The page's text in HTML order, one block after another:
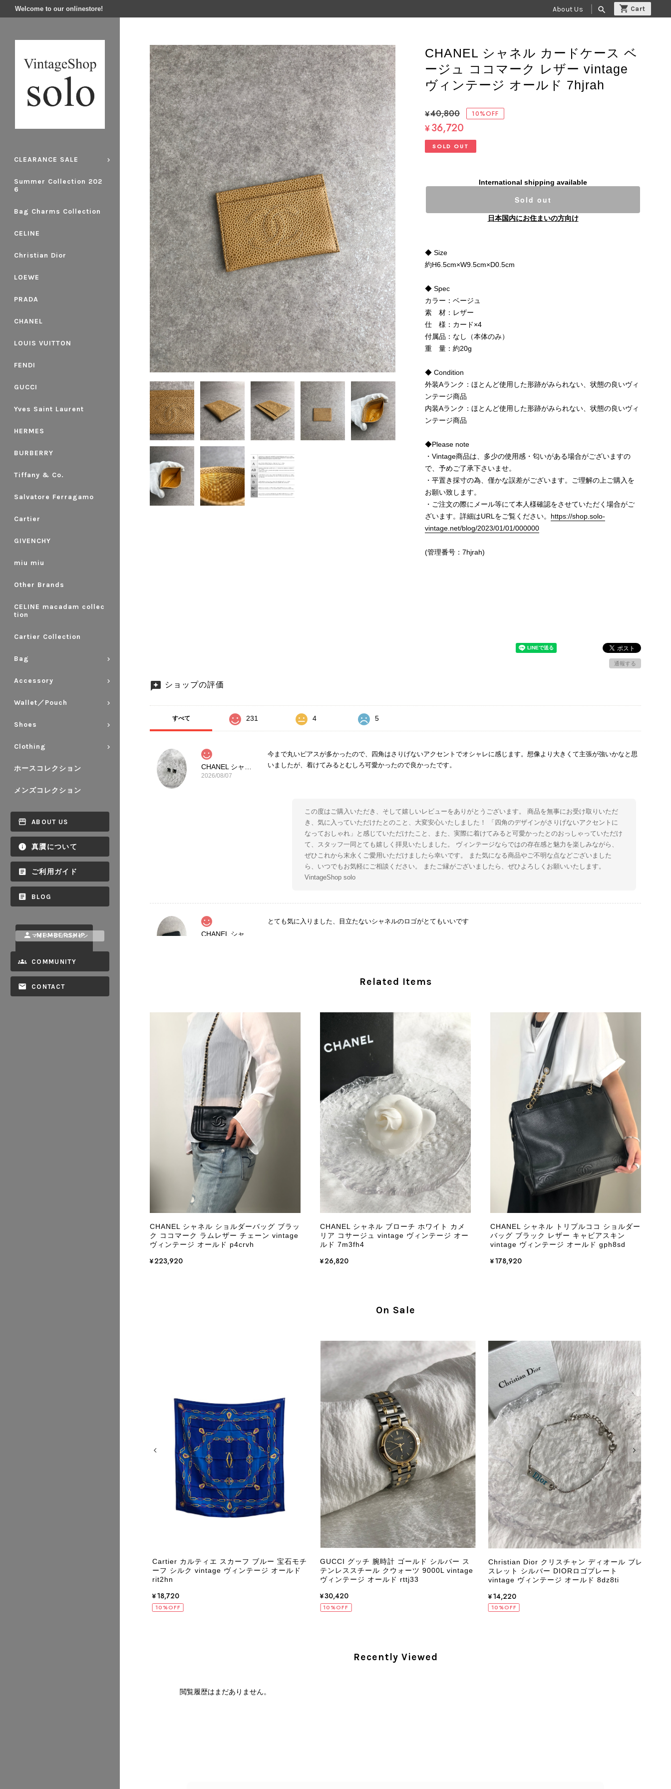
Welcome to our onlinestore! About Us search
CLEARANCE SALE
Summer Collection 202
6
Bag Charms Collection
CELINE
Christian Dior
LOEWE
PRADA
CHANEL
LOUIS VUITTON
FENDI
GUCCI
Yves Saint Laurent
HERMES
BURBERRY
Tiffany & Co.
Salvatore Ferragamo
Cartier
GIVENCHY
miu miu
Other Brands
CELINE macadam collec
tion
Cartier Collection
Bag
Accessory
Wallet／Pouch
Shoes
Clothing
ホースコレクション
メンズコレクション
ABOUT US
真贋について
ご利用ガイド
BLOG
MEMBERSHIP
マイページ / ログイン
COMMUNITY
CONTACT
CHANEL シャネル カードケース ベ
ージュ ココマーク レザー vintage
ヴィンテージ オールド 7hjrah
¥40,800 10%OFF
¥36,720
SOLD OUT
International shipping available
Sold out
日本国内にお住まいの方向け
◆ Size
約H6.5cm×W9.5cm×D0.5cm
◆ Spec
カラー：ベージュ
素 材：レザー
仕 様：カード×4
付属品：なし（本体のみ）
重 量：約20g
◆ Condition
外装Aランク：ほとんど使用した形跡がみられない、状態の良いヴィ
ンテージ商品
内装Aランク：ほとんど使用した形跡がみられない、状態の良いヴィ
ンテージ商品
◆Please note
・Vintage商品は、多少の使用感・匂いがある場合がございますの
で、予めご了承下さいませ。
・平置き採寸の為、僅かな誤差がございます。ご理解の上ご購入を
お願い致します。
・ご注文の際にメール等にて本人様確認をさせていただく場合がご
ざいます。詳細はURLをご覧ください。 https://shop.solo-
vintage.net/blog/2023/01/01/000000
(管理番号：7hjrah)
通報する
ショップの評価
すべて 231 4 5
2026/08/07
今まで丸いピアスが多かったので、四角はさりげないアクセントでオシャレに感じます。想像より大きくて主張が強いかなと思
いましたが、着けてみるとむしろ可愛かったので良かったです。
この度はご購入いただき、そして嬉しいレビューをありがとうございます。 商品を無事にお受け取りいただ
き、気に入っていただけたとのこと、大変安心いたしました！ 「四角のデザインがさりげないアクセントに
なっておしゃれ」と感じていただけたこと、また、実際に着けてみると可愛かったとのおっしゃっていただけ
て、スタッフ一同とても嬉しく拝見いたしました。 ヴィンテージならではの存在感と魅力を楽しみながら、
ぜひこれから末永くご愛用いただけましたら幸いです。 また気になる商品やご不明な点などございました
ら、いつでもお気軽にご相談ください。 またご縁がございましたら、ぜひよろしくお願いいたします。
VintageShop solo
とても気に入りました、目立たないシャネルのロゴがとてもいいです
この度はご購入いただき、そして素敵なレビューをありがとうございます。 商品を無事にお受け取りいただ
ましたら幸いです。 また気になる商品やご不明な点などございましたら、いつでもお気軽にご相談くださ
い。 またご縁がございましたら、ぜひよろしくお願いいたします。 VintageShop solo
CELINE セリーヌ ブレスレット シルバー トリオンフ ホースビット SILVER925 vintage ヴィンテージ オールド 7f8hjn
2026/08/05
CELINE セリーヌ ショルダーバッグ ブラック ガンチーニ レザー 2way vintage ヴィンテージ オールド nifgs8
2026/08/01
外装内装ともにAランクの商品を購入しました。 しかし、実際に届いた商品は、写真には写っていない内側の蛇腹部分と全面ポ
ケットにカビがびっしりと生えていました。 とてもAランクとは思えない状態で、見た瞬間に気持ち悪さを感じ、とても使用で
きる状態ではありません。 ヴィンテージ品であることは理解しており、多少の経年劣化は承知のうえで購入しています。 しか
し、このような状態であれば、商品説明や掲載写真で事前に明記していただくべきだと思います。 実は以前こちらで購入した際
にも、写真には写っていない内側部分に目立つ汚れがありました。 そのときはたまたまだと思っていましたが、今回も掲載内容
だけでは判断できない状態の商品が届きとても残念です。 決して安い買い物ではなかったため、ショックも大きかったです。
私は今後こちらで購入することはないですが、同じような思いをする購入者が出ないよう、商品の状態をより正確に記載し、見
えない部分も含めて写真や説明で分かるよう改善していただきたいです。
この度は、楽しみにお待ちいただいた商品で、衛生面へのご不安を含め、残念な思いをおかけしましたこと、
心よりお詫び申し上げます。お受け取りになった際のお気持ちを思うと、大変心苦しく感じております。 今
回の商品につきましては、当店よりご連絡のうえ、返品・返金を含め、責任をもって対応してまいります。
確認された場合には、当店の検品時の見落としとして真摯に受け止め、検品方法と状態の伝え方を改めて見直
2026/07/30
商品が直ぐに届きました。思った以上に素敵なお品でした。またご縁が有りましたら宜しくお願い致します。
この度はご購入いただき、そして素敵なレビューをありがとうございます。 商品を無事にお受け取りいただ
き、また迅速にお届けできたとのこと、大変安心いたしました！ さらに、「思った以上に素敵なお品でし
た」とのお言葉をいただき、スタッフ一同とても嬉しく、何よりの励みになります。 ぜひこちらの商品を末
永くご愛用いただけましたら幸いです。 また気になる商品やご不明な点などございましたら、いつでもお気
軽にご相談ください。 またご縁がございましたら、ぜひよろしくお願いいたします。 VintageShop solo
Related Items
CHANEL シャネル ショルダーバッグ ブラッ
ク ココマーク ラムレザー チェーン vintage
ヴィンテージ オールド p4crvh
¥223,920
CHANEL シャネル ブローチ ホワイト カメ
リア コサージュ vintage ヴィンテージ オー
ルド 7m3fh4
¥26,820
CHANEL シャネル トリプルココ ショルダー
バッグ ブラック レザー キャビアスキン
vintage ヴィンテージ オールド gph8sd
¥178,920
On Sale
Cartier カルティエ スカーフ ブルー 宝石モチ
ーフ シルク vintage ヴィンテージ オールド
rit2hn
¥18,720
10%OFF
GUCCI グッチ 腕時計 ゴールド シルバー ス
テンレススチール クウォーツ 9000L vintage
ヴィンテージ オールド rttj33
¥30,420
10%OFF
Christian Dior クリスチャン ディオール ブレ
スレット シルバー DIORロゴプレート
vintage ヴィンテージ オールド 8dz8ti
¥14,220
10%OFF
Recently Viewed
閲覧履歴はまだありません。